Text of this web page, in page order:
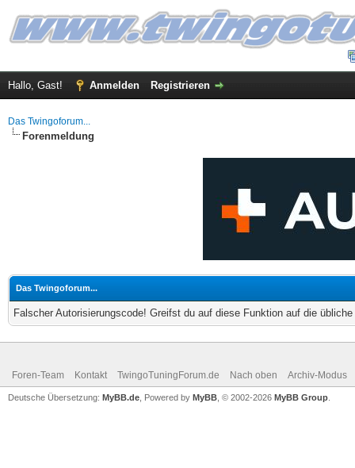
Hallo, Gast! Anmelden Registrieren
Das Twingoforum...
Forenmeldung
Das Twingoforum...
Falscher Autorisierungscode! Greifst du auf diese Funktion auf die
Foren-Team Kontakt TwingoTuningForum.de Nach oben Archiv-Modus
Deutsche Übersetzung: MyBB.de , Powered by MyBB , © 2002-2026 MyBB Group